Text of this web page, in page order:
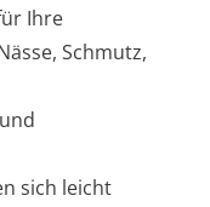
Ihre
Schmutz,
sich leicht